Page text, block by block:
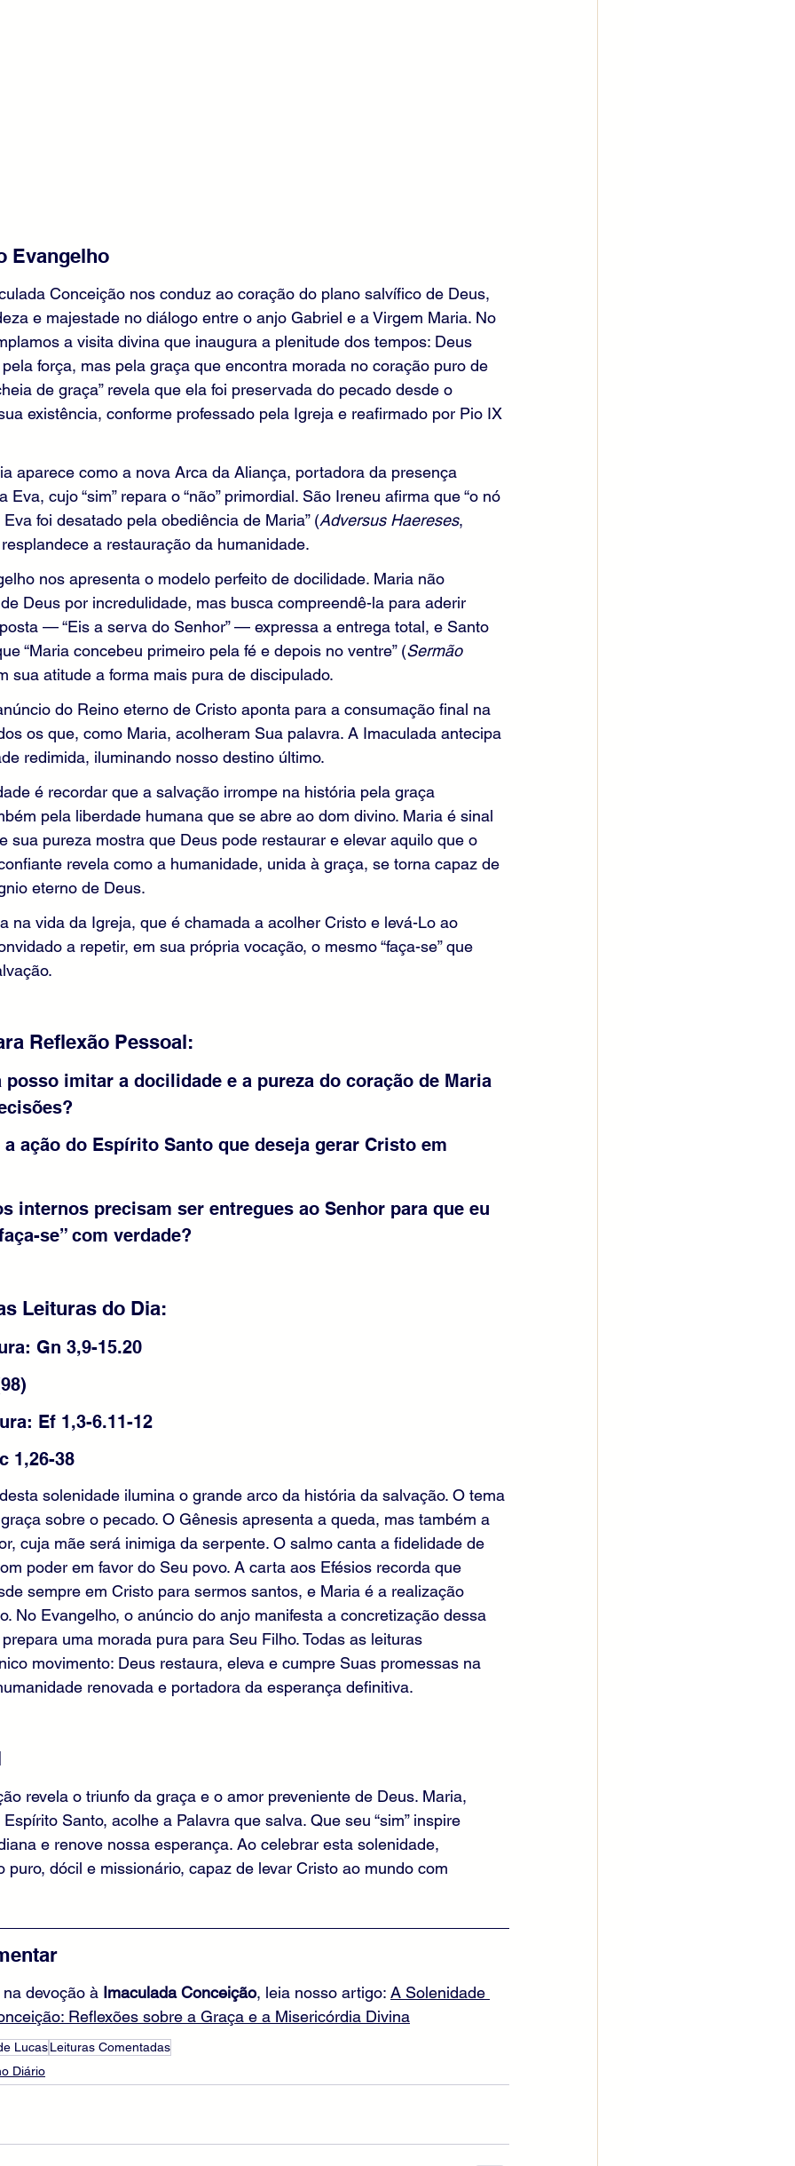
Evangelho
Conceição nos conduz ao coração do plano salvífico de Deus,
e majestade no diálogo entre o anjo Gabriel e a Virgem Maria. No
a visita divina que inaugura a plenitude dos tempos: Deus
força, mas pela graça que encontra morada no coração puro de
de graça” revela que ela foi preservada do pecado desde o
existência, conforme professado pela Igreja e reafirmado por Pio IX
aparece como a nova Arca da Aliança, portadora da presença
Eva, cujo “sim” repara o “não” primordial. São Ireneu afirma que “o nó
foi desatado pela obediência de Maria” (Adversus Haereses,
a restauração da humanidade.
nos apresenta o modelo perfeito de docilidade. Maria não
Deus por incredulidade, mas busca compreendê-la para aderir
— “Eis a serva do Senhor” — expressa a entrega total, e Santo
“Maria concebeu primeiro pela fé e depois no ventre” (Sermão
sua atitude a forma mais pura de discipulado.
do Reino eterno de Cristo aponta para a consumação final na
os que, como Maria, acolheram Sua palavra. A Imaculada antecipa
redimida, iluminando nosso destino último.
é recordar que a salvação irrompe na história pela graça
pela liberdade humana que se abre ao dom divino. Maria é sinal
sua pureza mostra que Deus pode restaurar e elevar aquilo que o
revela como a humanidade, unida à graça, se torna capaz de
eterno de Deus.
na vida da Igreja, que é chamada a acolher Cristo e levá-Lo ao
a repetir, em sua própria vocação, o mesmo “faça-se” que
Reflexão Pessoal:
posso imitar a docilidade e a pureza do coração de Maria
ação do Espírito Santo que deseja gerar Cristo em
internos precisam ser entregues ao Senhor para que eu
se” com verdade?
Leituras do Dia:
Gn 3,9-15.20
Ef 1,3-6.11-12
1,26-38
solenidade ilumina o grande arco da história da salvação. O tema
sobre o pecado. O Gênesis apresenta a queda, mas também a
cuja mãe será inimiga da serpente. O salmo canta a fidelidade de
poder em favor do Seu povo. A carta aos Efésios recorda que
sempre em Cristo para sermos santos, e Maria é a realização
No Evangelho, o anúncio do anjo manifesta a concretização dessa
uma morada pura para Seu Filho. Todas as leituras
movimento: Deus restaura, eleva e cumpre Suas promessas na
renovada e portadora da esperança definitiva.
revela o triunfo da graça e o amor preveniente de Deus. Maria,
Santo, acolhe a Palavra que salva. Que seu “sim” inspire
e renove nossa esperança. Ao celebrar esta solenidade,
puro, dócil e missionário, capaz de levar Cristo ao mundo com
devoção à Imaculada Conceição, leia nosso artigo: A Solenidade
Reflexões sobre a Graça e a Misericórdia Divina
LucasLeituras Comentadas
Diário